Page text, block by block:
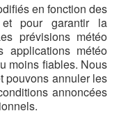
en fonction des
et pour garantir la
prévisions météo
applications météo
moins fiables. Nous
pouvons annuler les
annoncées